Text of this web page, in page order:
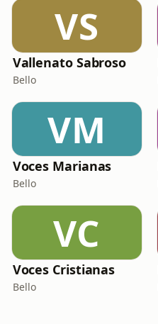
VS
Vallenato Sabroso
Bello
VM
Voces Marianas
Bello
VC
Voces Cristianas
Bello